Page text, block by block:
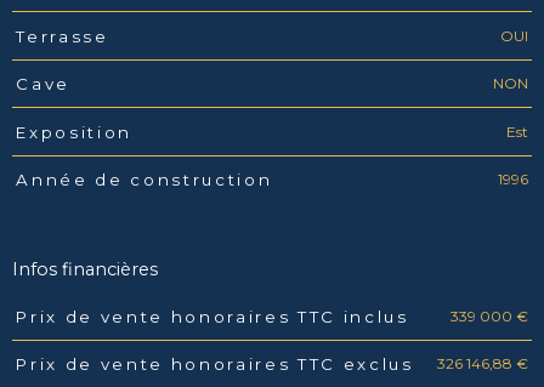
Terrasse OUI
Cave NON
Exposition Est
Année de construction 1996
Infos financières
Caractéristiques Valeurs
Prix de vente honoraires TTC inclus 339 000 €
Prix de vente honoraires TTC exclus 326 146,88 €